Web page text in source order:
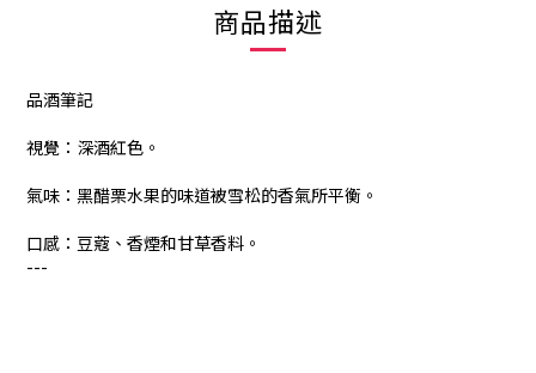
商品描述
品酒筆記
視覺：深酒紅色。
氣味：黑醋栗水果的味道被雪松的香氣所平衡。
口感：豆蔻、香煙和甘草香料。
---